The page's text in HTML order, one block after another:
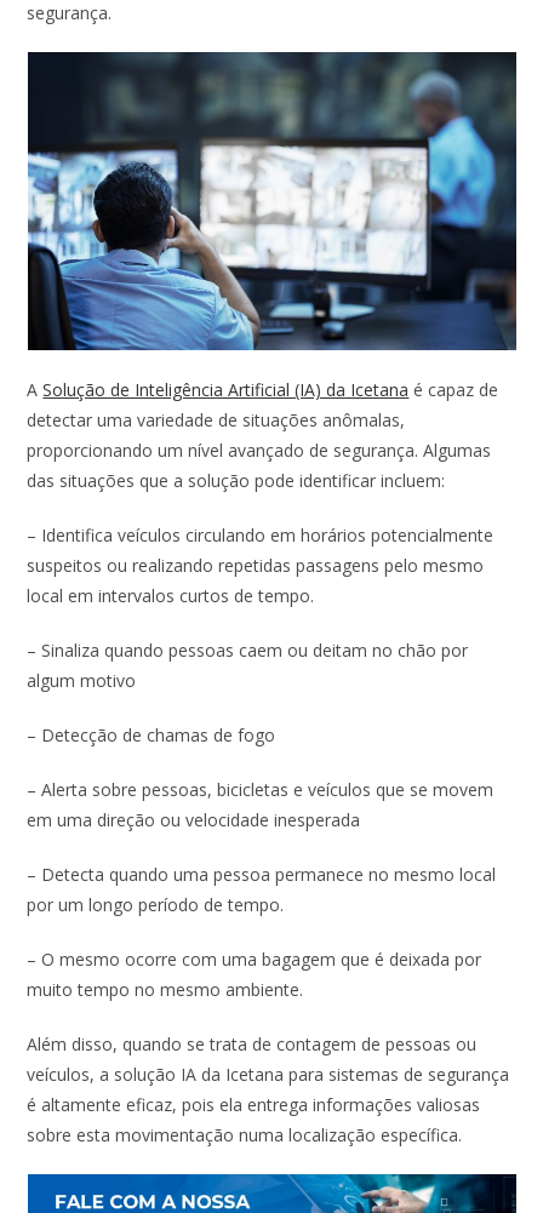
segurança.
ASolução de Inteligência Artificial (IA) da Icetana é capaz de
detectar uma variedade de situações anômalas,
proporcionando um nível avançado de segurança. Algumas
das situações que a solução pode identificar incluem:
– Identifica veículos circulando em horários potencialmente
suspeitos ou realizando repetidas passagens pelo mesmo
local em intervalos curtos de tempo.
– Sinaliza quando pessoas caem ou deitam no chão por
algum motivo
– Detecção de chamas de fogo
– Alerta sobre pessoas, bicicletas e veículos que se movem
em uma direção ou velocidade inesperada
– Detecta quando uma pessoa permanece no mesmo local
por um longo período de tempo.
– O mesmo ocorre com uma bagagem que é deixada por
muito tempo no mesmo ambiente.
Além disso, quando se trata de contagem de pessoas ou
veículos, a solução IA da Icetana para sistemas de segurança
é altamente eficaz, pois ela entrega informações valiosas
sobre esta movimentação numa localização específica.